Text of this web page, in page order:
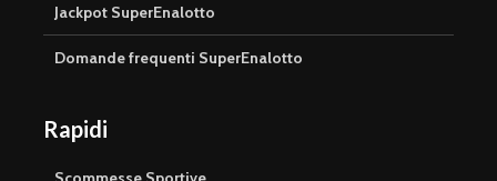
Jackpot SuperEnalotto
Domande frequenti SuperEnalotto
Rapidi